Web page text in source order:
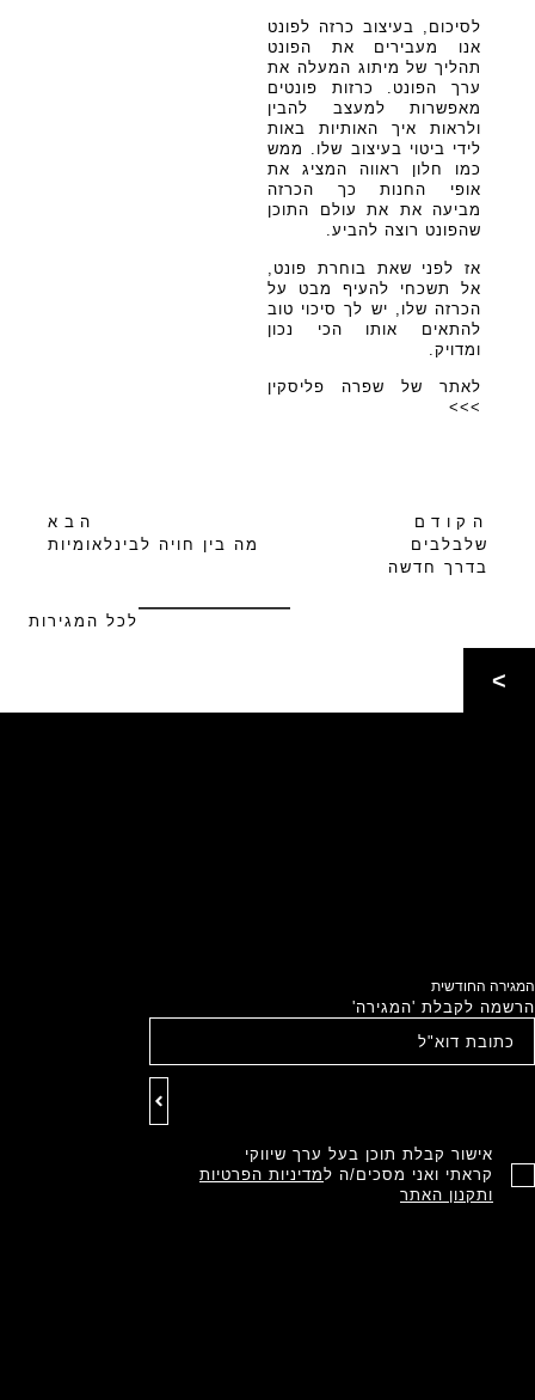
לסיכום, בעיצוב כרזה לפונט
אנו מעבירים את הפונט
תהליך של מיתוג המעלה את
ערך הפונט. כרזות פונטים
מאפשרות למעצב להבין
ולראות איך האותיות באות
לידי ביטוי בעיצוב שלו. ממש
כמו חלון ראווה המציג את
אופי החנות כך הכרזה
מביעה את את עולם התוכן
שהפונט רוצה להביע.
אז לפני שאת בוחרת פונט,
אל תשכחי להעיף מבט על
הכרזה שלו, יש לך סיכוי טוב
להתאים אותו הכי נכון
ומדויק.
לאתר של שפרה פליסקין
>>>
הקודם
שלבלבים
בדרך חדשה
הבא
מה בין חויה לבינלאומיות
לכל המגירות
>
המגירה החודשית
הרשמה לקבלת 'המגירה'
אישור קבלת תוכן בעל ערך שיווקי
קראתי ואני מסכים/ה למדיניות הפרטיות
ותקנון האתר